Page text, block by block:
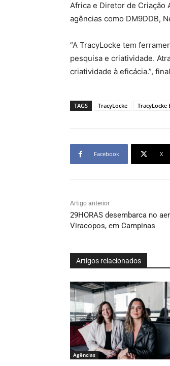
Africa e Diretor de Criação
agências como DM9DDB,
“A TracyLocke tem
pesquisa e criatividade.
criatividade à eficácia.”,
TAGS TracyLocke TracyLocke
Facebook X
Artigo anterior
29HORAS desembarca no
Viracopos, em Campinas
Artigos relacionados
Agências